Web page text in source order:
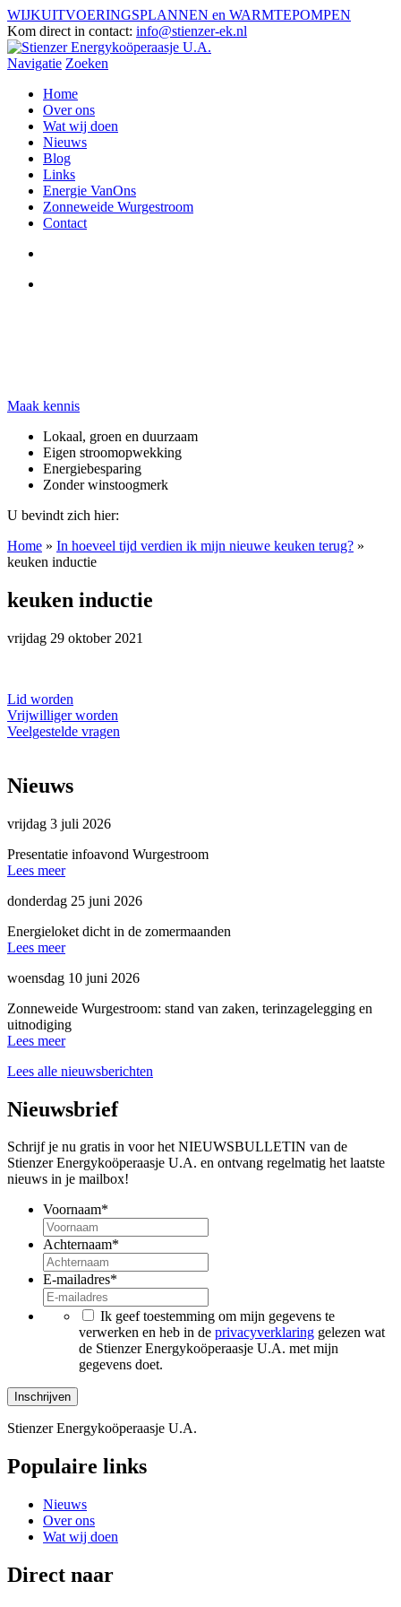
WIJKUITVOERINGSPLANNEN en WARMTEPOMPEN
Kom direct in contact: info@stienzer-ek.nl
Navigatie Zoeken
Home
Over ons
Wat wij doen
Nieuws
Blog
Links
Energie VanOns
Zonneweide Wurgestroom
Contact
Maak kennis
Lokaal, groen en duurzaam
Eigen stroomopwekking
Energiebesparing
Zonder winstoogmerk
U bevindt zich hier:
Home » In hoeveel tijd verdien ik mijn nieuwe keuken terug? »
keuken inductie
keuken inductie
vrijdag 29 oktober 2021
Lid worden
Vrijwilliger worden
Veelgestelde vragen
Nieuws
vrijdag 3 juli 2026
Presentatie infoavond Wurgestroom
Lees meer
donderdag 25 juni 2026
Energieloket dicht in de zomermaanden
Lees meer
woensdag 10 juni 2026
Zonneweide Wurgestroom: stand van zaken, terinzagelegging en
uitnodiging
Lees meer
Lees alle nieuwsberichten
Nieuwsbrief
Schrijf je nu gratis in voor het NIEUWSBULLETIN van de
Stienzer Energykoöperaasje U.A. en ontvang regelmatig het laatste
nieuws in je mailbox!
Voornaam*
Achternaam*
E-mailadres*
Ik geef toestemming om mijn gegevens te
verwerken en heb in de privacyverklaring gelezen wat
de Stienzer Energykoöperaasje U.A. met mijn
gegevens doet.
Stienzer Energykoöperaasje U.A.
Populaire links
Nieuws
Over ons
Wat wij doen
Direct naar